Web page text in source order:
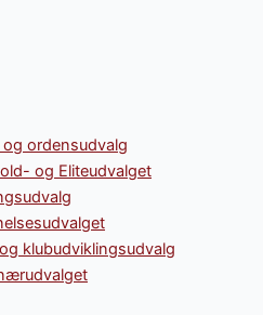
ordensudvalg
og Eliteudvalget
klubudviklingsudvalg